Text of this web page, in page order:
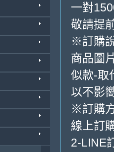
一對
敬請提
※訂購
商品圖
似款-取
以不影
※訂購
線上訂
2-LINE